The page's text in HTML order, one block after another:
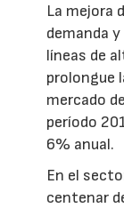
La mejora
demanda
líneas de
prolongue
mercado
período
6% anual.
En el
centenar